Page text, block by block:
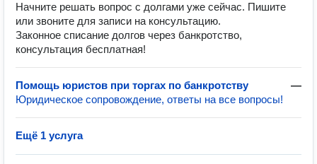
Начните решать вопрос с долгами уже сейчас. Пишите
или звоните для записи на консультацию.
Законное списание долгов через банкротство,
консультация бесплатная!
Помощь юристов при торгах по банкротству
—
Юридическое сопровождение, ответы на все вопросы!
Ещё 1 услуга